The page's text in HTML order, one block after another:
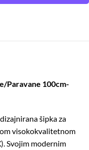
Paravane 100cm-
šipka za
visokokvalitetnom
Svojim modernim